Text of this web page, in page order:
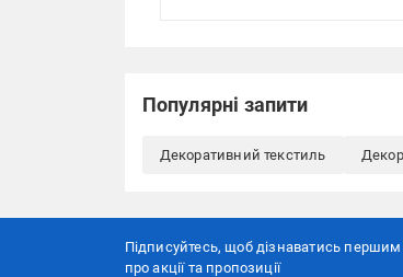
Популярні запити
Декоративний текстиль
Підписуйтесь, щоб дізнаватись першим
про акції та пропозиції